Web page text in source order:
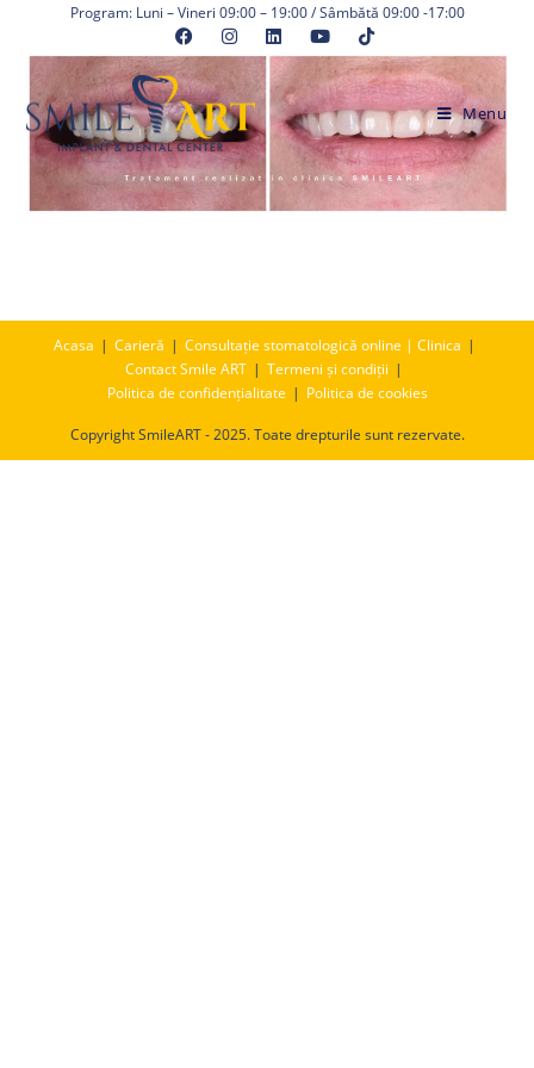
content
Program: Luni – Vineri 09:00 – 19:00 / Sâmbătă 09:00 -17:00
Menu
Acasa Carieră
Consultație stomatologică online | Clinica
Contact Smile ART
Termeni și condiții
Politica de confidențialitate
Politica de cookies
Copyright SmileART - 2025. Toate drepturile sunt rezervate.